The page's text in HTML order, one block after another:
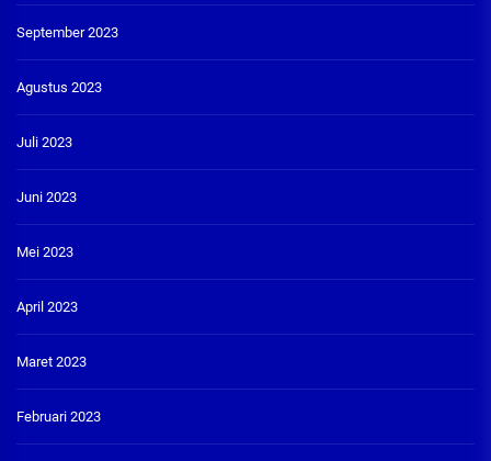
September 2023
Agustus 2023
Juli 2023
Juni 2023
Mei 2023
April 2023
Maret 2023
Februari 2023